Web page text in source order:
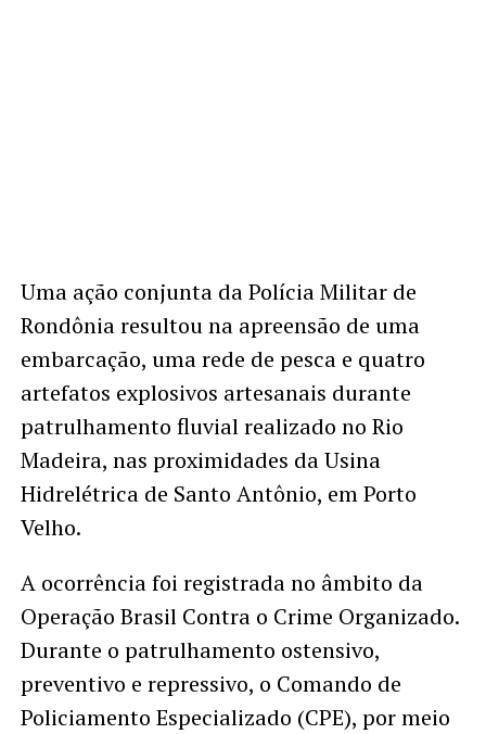
Uma ação conjunta da Polícia Militar de
Rondônia resultou na apreensão de uma
embarcação, uma rede de pesca e quatro
artefatos explosivos artesanais durante
patrulhamento fluvial realizado no Rio
Madeira, nas proximidades da Usina
Hidrelétrica de Santo Antônio, em Porto
Velho.
A ocorrência foi registrada no âmbito da
Operação Brasil Contra o Crime Organizado.
Durante o patrulhamento ostensivo,
preventivo e repressivo, o Comando de
Policiamento Especializado (CPE), por meio